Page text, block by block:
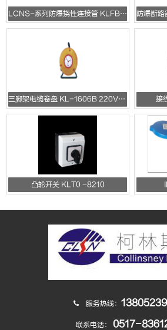
LCNS-系列防爆挠性连接管 KLFB-306 LCNS-系列防爆挠性连接
三脚架电缆卷盘 KL-1606B 220V/10A 接
凸轮开关 KLT0 -8210
服务热线：
联系电话： 0517-